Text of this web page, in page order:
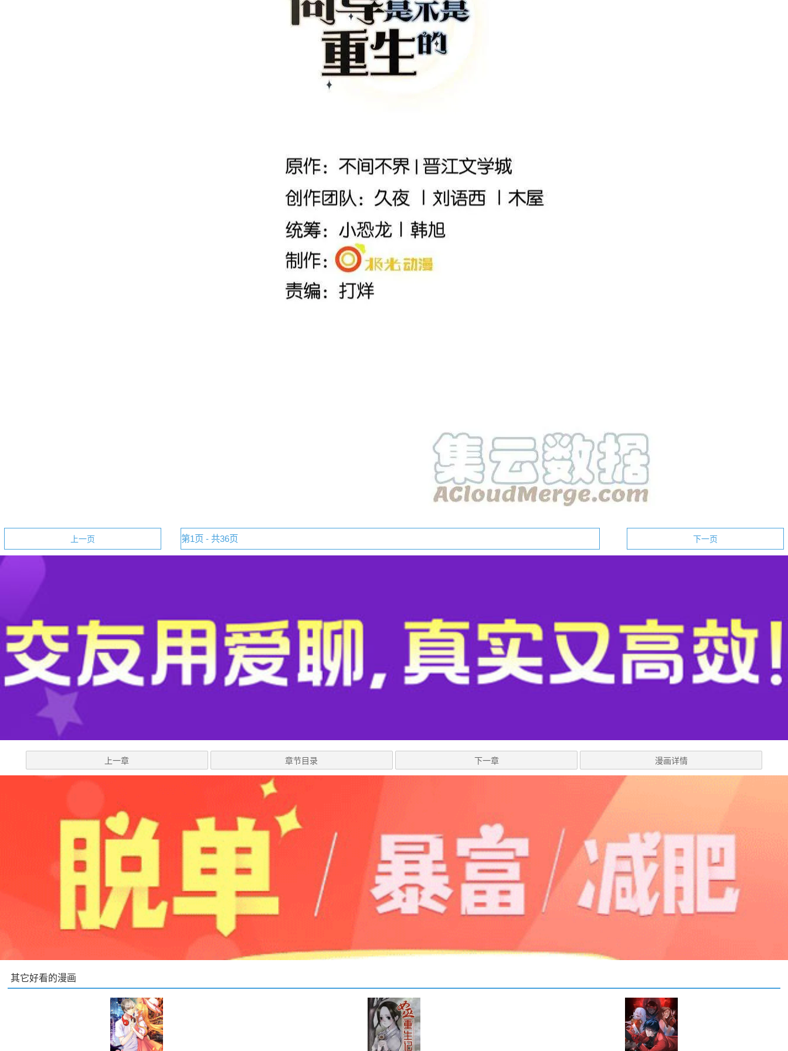
上一页 下一页
上一章 章节目录 下一章 漫画详情
其它好看的漫画